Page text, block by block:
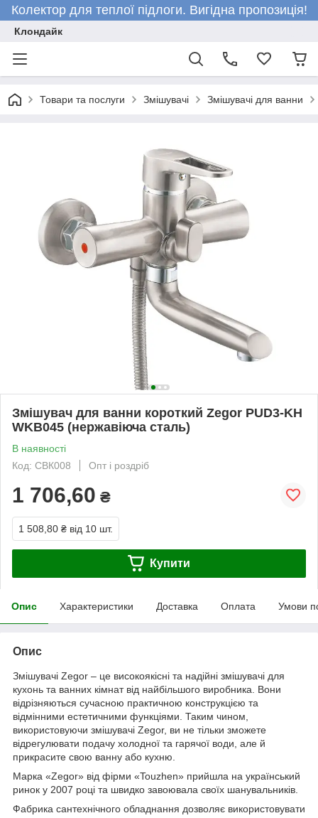
Колектор для теплої підлоги. Вигідна пропозиція!
Клондайк
Товари та послуги Змішувачі Змішувачі для ванни
Змішувач для ванни короткий Zegor PUD3-KH
WKB045 (нержавіюча сталь)
В наявності
Код: СВК008
Опт і роздріб
1 706,60 ₴
1 508,80 ₴ від 10 шт.
Купити
Опис Характеристики Доставка Оплата Умови
Опис
Змішувачі Zegor – це високоякісні та надійні змішувачі для
кухонь та ванних кімнат від найбільшого виробника. Вони
відрізняються сучасною практичною конструкцією та
відмінними естетичними функціями. Таким чином,
використовуючи змішувачі Zegor, ви не тільки зможете
відрегулювати подачу холодної та гарячої води, але й
прикрасите свою ванну або кухню.
Марка «Zegor» від фірми «Touzhen» прийшла на український
ринок у 2007 році та швидко завоювала своїх шанувальників.
Фабрика сантехнічного обладнання дозволяє використовувати